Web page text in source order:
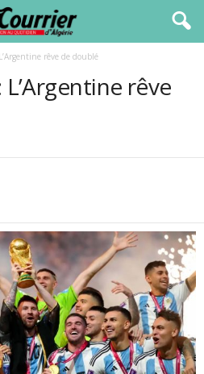
rêve de doublé
rêve